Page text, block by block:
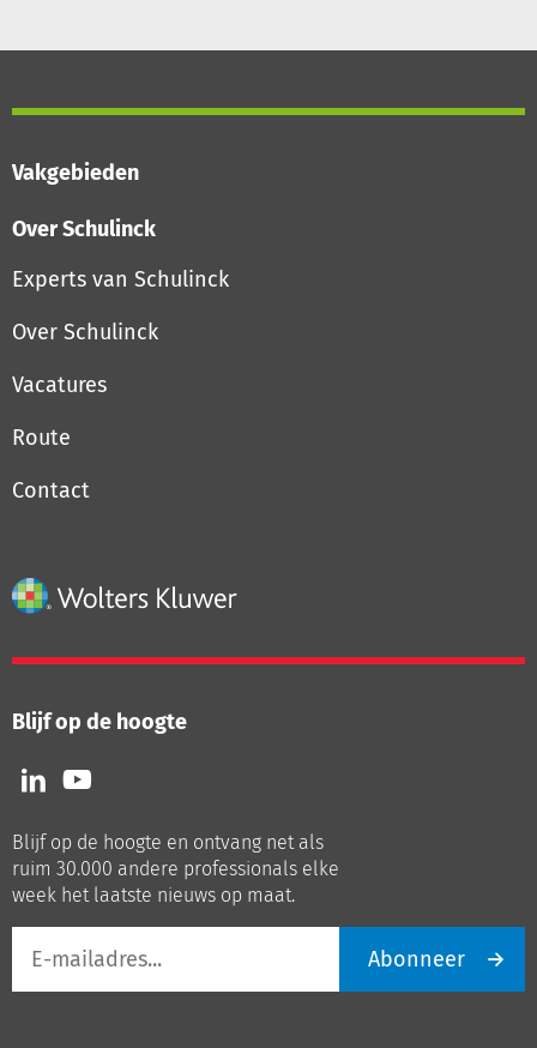
Vakgebieden
Over Schulinck
Experts van Schulinck
Over Schulinck
Vacatures
Route
Contact
Blijf op de hoogte
Volg
ons
LinkedIn
Volg
ons
Youtube
Blijf op de hoogte en ontvang net als
ruim 30.000 andere professionals elke
week het laatste nieuws op maat.
mailadres
Abonneer